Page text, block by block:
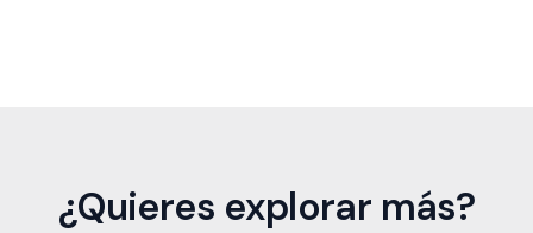
¿Quieres explorar más?